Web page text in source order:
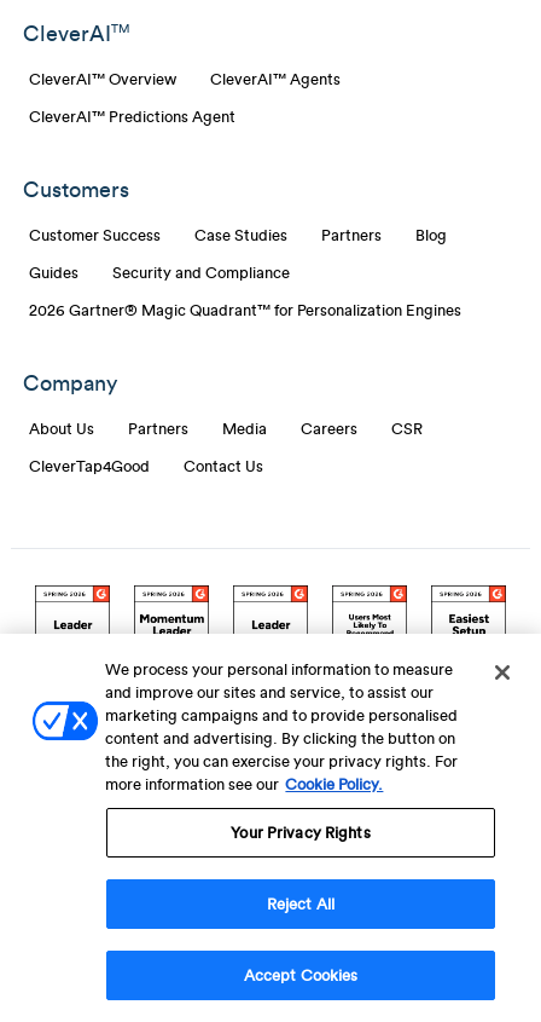
CleverAI TM
CleverAI™ Overview CleverAI™ Agents
CleverAI™ Predictions Agent
Customers
Customer Success Case Studies Partners Blog
Guides Security and Compliance
2026 Gartner® Magic Quadrant™ for Personalization Engines
Company
About Us Partners Media Careers CSR
CleverTap4Good Contact Us
We process your personal information to measure
and improve our sites and service, to assist our
marketing campaigns and to provide personalised
content and advertising. By clicking the button on
the right, you can exercise your privacy rights. For
more information see our Cookie Policy.
Your Privacy Rights
Reject All
Accept Cookies